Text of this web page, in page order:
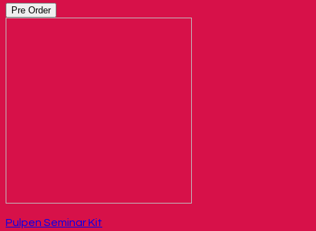
Pre Order
Pulpen Seminar Kit